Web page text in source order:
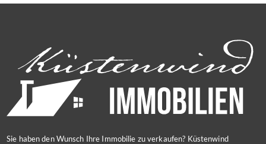
Sie haben den Wunsch Ihre Immobilie zu verkaufen? Küstenwind